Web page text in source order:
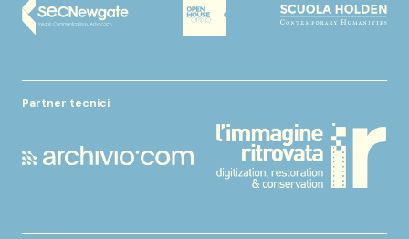
Partner tecnici